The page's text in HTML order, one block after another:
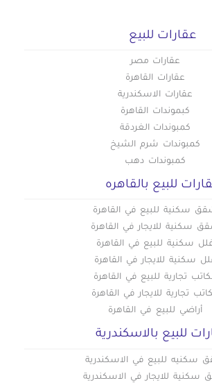
عقارات للبيع
عقارات مصر
عقارات القاهرة
عقارات الاسكندرية
كبموندات القاهرة
كمبوندات الغردقة
كمبوندات شرم الشيخ
كمبوندات دهب
للبيع بالقاهره
سكنية للبيع في القاهرة
سكنية للايجار في القاهرة
سكنية للبيع في القاهرة
سكنية للايجار في القاهرة
تجارية للبيع في القاهرة
تجارية للايجار في القاهرة
أراضي للبيع في القاهرة
للبيع بالاسكندرية
سكنيه للبيع في الاسكندرية
سكنية للايجار في الاسكندرية